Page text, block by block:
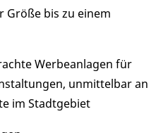
Größe bis zu einem
Werbeanlagen für
unmittelbar an
im Stadtgebiet